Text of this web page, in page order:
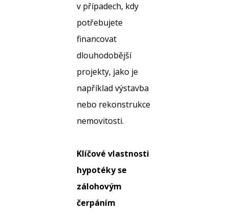
v případech, kdy
potřebujete
financovat
dlouhodobější
projekty, jako je
například výstavba
nebo rekonstrukce
nemovitosti.
Klíčové vlastnosti
hypotéky se
zálohovým
čerpáním